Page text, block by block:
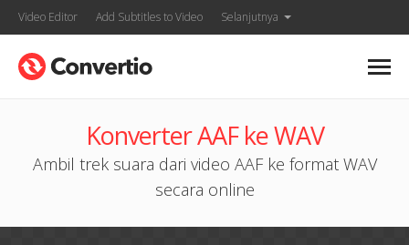
Video Editor Add Subtitles to Video Selanjutnya
Konverter AAF ke WAV
Ambil trek suara dari video AAF ke format WAV
secara online